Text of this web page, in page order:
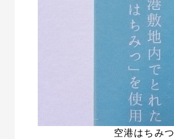
空港はちみつ